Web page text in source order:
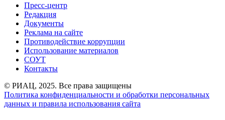
Пресс-центр
Редакция
Документы
Реклама на сайте
Противодействие коррупции
Использование материалов
СОУТ
Контакты
© РИАЦ, 2025. Все права защищены
Политика конфиденциальности и обработки персональных
данных и правила использования сайта